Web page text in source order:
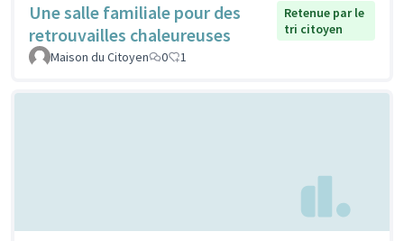
Une salle familiale pour des
retrouvailles chaleureuses
Retenue par le
tri citoyen
Maison du Citoyen
0 1